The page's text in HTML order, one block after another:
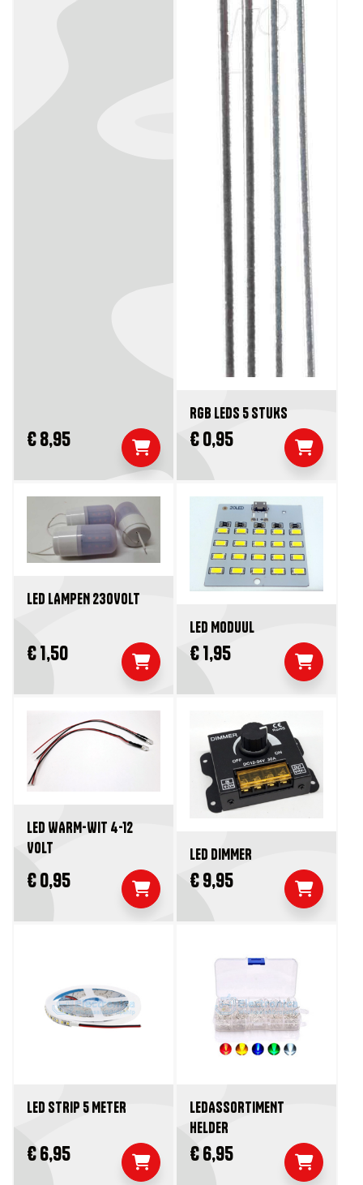
€ 8,95
RGB LEDS 5 STUKS
€ 0,95
LED LAMPEN 230VOLT
€ 1,50
LED MODUUL
€ 1,95
LED WARM-WIT 4-12
VOLT
€ 0,95
LED DIMMER
€ 9,95
LED STRIP 5 METER
€ 6,95
LEDASSORTIMENT
HELDER
€ 6,95